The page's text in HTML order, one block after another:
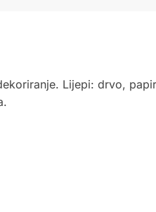
Lijepi: drvo,